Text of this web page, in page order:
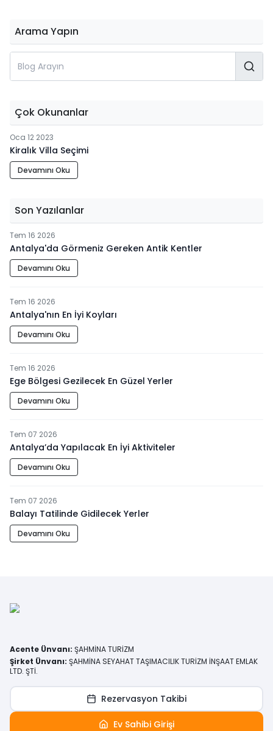
Arama Yapın
Çok Okunanlar
Oca 12 2023
Kiralık Villa Seçimi
Devamını Oku
Son Yazılanlar
Tem 16 2026
Antalya'da Görmeniz Gereken Antik Kentler
Devamını Oku
Tem 16 2026
Antalya'nın En İyi Koyları
Devamını Oku
Tem 16 2026
Ege Bölgesi Gezilecek En Güzel Yerler
Devamını Oku
Tem 07 2026
Antalya’da Yapılacak En İyi Aktiviteler
Devamını Oku
Tem 07 2026
Balayı Tatilinde Gidilecek Yerler
Devamını Oku
Acente Ünvanı: ŞAHMİNA TURİZM
Şirket Ünvanı: ŞAHMİNA SEYAHAT TAŞIMACILIK TURİZM İNŞAAT EMLAK
LTD. ŞTİ.
Rezervasyon Takibi
Ev Sahibi Girişi